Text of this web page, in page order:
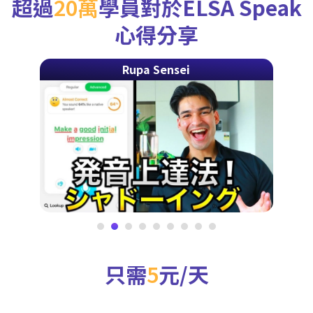
超過20萬學員對於ELSA Speak
心得分享
Rupa Sensei
只需5元/天